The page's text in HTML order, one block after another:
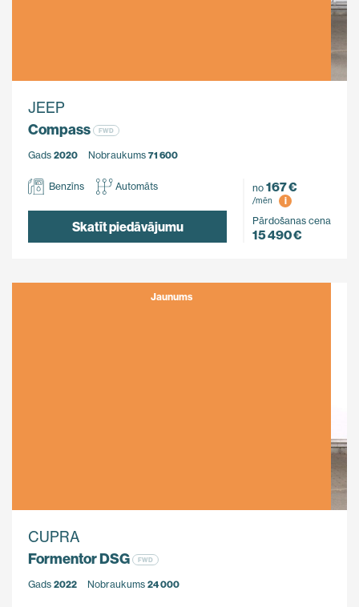
JEEP
Compass
FWD
Gads 2020 Nobraukums 71 600
Benzīns Automāts
Skatīt piedāvājumu
no 167 €
/mēn
i
Pārdošanas cena
15 490 €
Jaunums
CUPRA
Formentor DSG
FWD
Gads 2022 Nobraukums 24 000